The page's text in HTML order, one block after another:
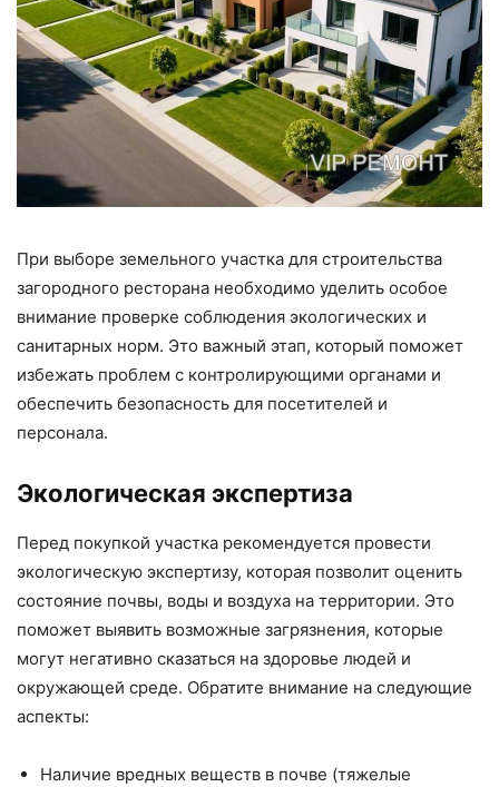
При выборе земельного участка для строительства
загородного ресторана необходимо уделить особое
внимание проверке соблюдения экологических и
санитарных норм. Это важный этап, который поможет
избежать проблем с контролирующими органами и
обеспечить безопасность для посетителей и
персонала.
Экологическая экспертиза
Перед покупкой участка рекомендуется провести
экологическую экспертизу, которая позволит оценить
состояние почвы, воды и воздуха на территории. Это
поможет выявить возможные загрязнения, которые
могут негативно сказаться на здоровье людей и
окружающей среде. Обратите внимание на следующие
аспекты:
Наличие вредных веществ в почве (тяжелые